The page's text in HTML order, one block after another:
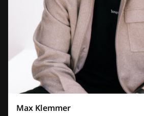
Max Klemmer